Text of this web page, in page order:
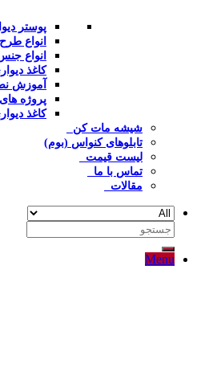
پوستر
انواع
انواع
کاغذ
آموزش
پروژه
کاغذ
شیشه مات کن
تابلوهای کنواس (بوم)
لیست قیمت
تماس با ما
مقالات
جستجو
Menu